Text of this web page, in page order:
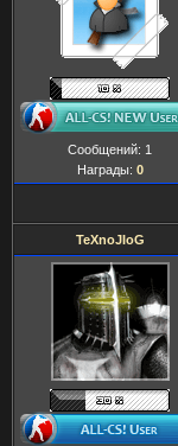
Сообщений: 1
Награды: 0
TeXnoJIoG